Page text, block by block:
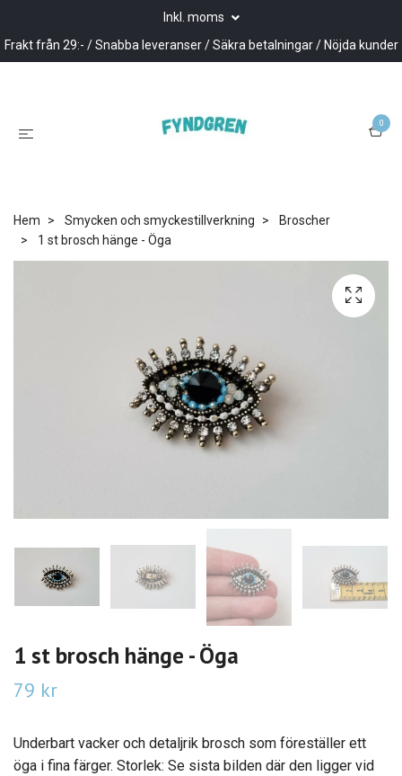
Inkl. moms
Frakt från 29:- / Snabba leveranser / Säkra betalningar / Nöjda kunder
0
Hem Smycken och smyckestillverkning
Broscher
1 st brosch hänge - Öga
1 st brosch hänge - Öga
79 kr
Underbart vacker och detaljrik brosch som föreställer ett
öga i fina färger. Storlek: Se sista bilden där den ligger vid